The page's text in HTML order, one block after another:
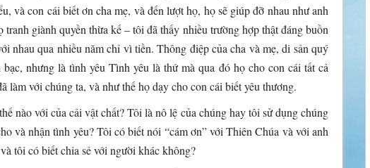
và con cái biết ơn cha mẹ, và đến lượt họ, họ sẽ giúp đỡ nhau như anh
giành quyền thừa kế – tôi đã thấy nhiều trường hợp thật đáng buồn
nhau qua nhiều năm chỉ vì tiền. Thông điệp của cha và mẹ, di sản quý
nhưng là tình yêu Tình yêu là thứ mà qua đó họ cho con cái tất cả
làm với chúng ta, và như thế họ dạy cho con cái biết yêu thương.
nào với của cải vật chất? Tôi là nô lệ của chúng hay tôi sử dụng chúng
và nhận tình yêu? Tôi có biết nói “cám ơn” với Thiên Chúa và với anh
tôi có biết chia sẻ với người khác không?